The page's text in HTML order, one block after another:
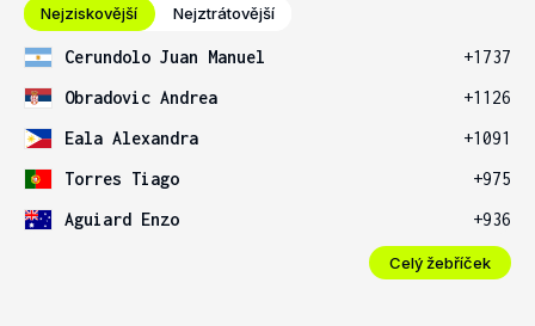
Nejziskovější Nejztrátovější
Cerundolo Juan Manuel
+1737
Obradovic Andrea
+1126
Eala Alexandra
+1091
Torres Tiago
+975
Aguiard Enzo
+936
Celý žebříček